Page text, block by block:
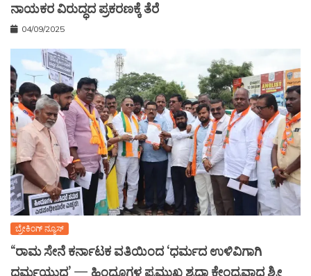
ನಾಯಕರ ವಿರುದ್ಧದ ಪ್ರಕರಣಕ್ಕೆ ತೆರೆ
04/09/2025
ಬ್ರೇಕಿಂಗ್ ನ್ಯೂಸ್
“ರಾಮ ಸೇನೆ ಕರ್ನಾಟಕ ವತಿಯಿಂದ ‘ಧರ್ಮದ ಉಳಿವಿಗಾಗಿ